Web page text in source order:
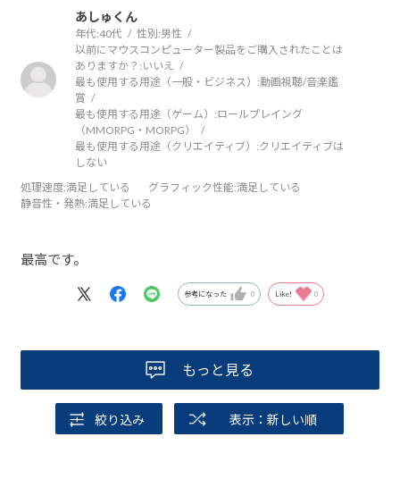
あしゅくん
年代:40代 性別:男性
以前にマウスコンピューター製品をご購入されたことは
ありますか？: いいえ
最も使用する用途（一般・ビジネス）:動画視聴/音楽鑑
賞
最も使用する用途（ゲーム）:ロールプレイング
（MMORPG・MORPG）
最も使用する用途（クリエイティブ）:クリエイティブは
しない
処理速度:満足している グラフィック性能:満足している
静音性・発熱:満足している
最高です。
参考になった 0 Like! 0
もっと見る
絞り込み 表示：新しい順